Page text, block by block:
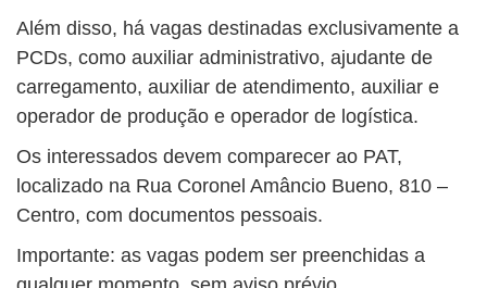
Além disso, há vagas destinadas exclusivamente a
PCDs, como auxiliar administrativo, ajudante de
carregamento, auxiliar de atendimento, auxiliar e
operador de produção e operador de logística.
Os interessados devem comparecer ao PAT,
localizado na Rua Coronel Amâncio Bueno, 810 –
Centro, com documentos pessoais.
Importante: as vagas podem ser preenchidas a